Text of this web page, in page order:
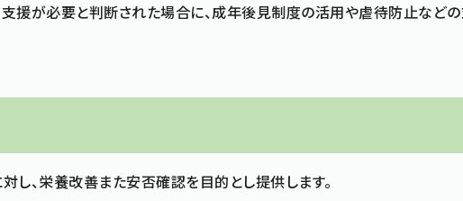
援が必要と判断された場合に、成年後見制度の活用や虐待防止など
、栄養改善また安否確認を目的とし提供します。